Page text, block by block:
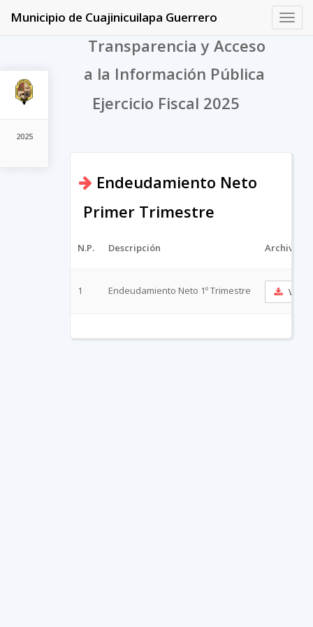
2025
Municipio de Cuajinicuilapa Guerrero
Transparencia y Acceso
a la Información Pública
Ejercicio Fiscal 2025
Endeudamiento Neto
Primer Trimestre
N.P. Descripción Archivo
1 Endeudamiento Neto 1º Trimestre Ver